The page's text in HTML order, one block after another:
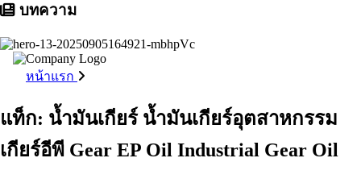
บทความ
หน้าแรก
แท็ก: น้ำมันเกียร์ น้ำมันเกียร์อุตสาหกรรม
เกียร์อีพี Gear EP Oil Industrial Gear Oil